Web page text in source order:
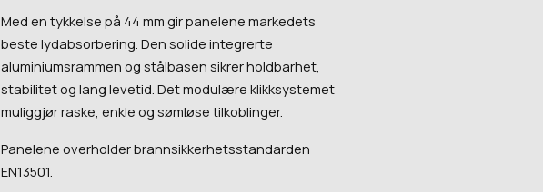
Med en tykkelse på 44 mm gir panelene markedets
beste lydabsorbering. Den solide integrerte
aluminiumsrammen og stålbasen sikrer holdbarhet,
stabilitet og lang levetid. Det modulære klikksystemet
muliggjør raske, enkle og sømløse tilkoblinger.
Panelene overholder brannsikkerhetsstandarden
EN13501.